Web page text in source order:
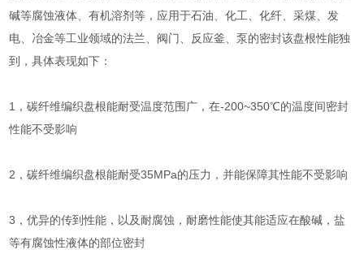
碱等腐蚀液体、有机溶剂等，应用于石油、化工、化纤、采煤、发
电、冶金等工业领域的法兰、阀门、反应釜、泵的密封该盘根性能独
到，具体表现如下：
1，碳纤维编织盘根能耐受温度范围广，在-200~350℃的温度间密封
性能不受影响
2，碳纤维编织盘根能耐受35MPa的压力，并能保障其性能不受影响
3，优异的传到性能，以及耐腐蚀，耐磨性能使其能适应在酸碱，盐
等有腐蚀性液体的部位密封